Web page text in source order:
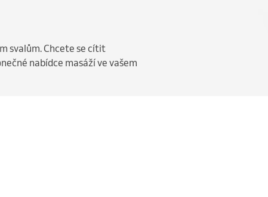
svalům. Chcete se cítit
nabídce masáží ve vašem